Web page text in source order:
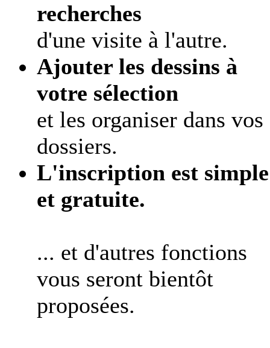
recherches
d'une visite à l'autre.
Ajouter les dessins à
votre sélection
et les organiser dans vos
dossiers.
L'inscription est simple
et gratuite.
... et d'autres fonctions
vous seront bientôt
proposées.